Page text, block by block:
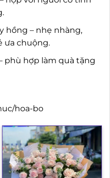
hồng – nhẹ nhàng,
ưa chuộng.
phù hợp làm quà tặng
hoa-bo